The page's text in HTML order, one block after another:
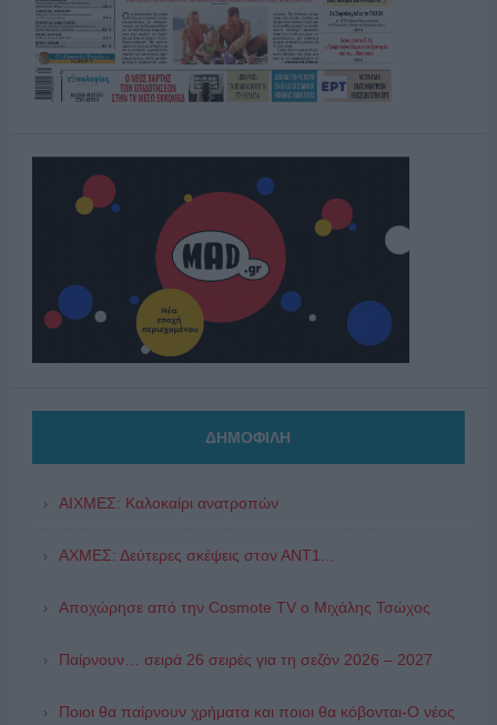
ΔΗΜΟΦΙΛΗ
ΑΙΧΜΕΣ: Καλοκαίρι ανατροπών
ΑΧΜΕΣ: Δεύτερες σκέψεις στον ΑΝΤ1...
Αποχώρησε από την Cosmote TV o Μιχάλης Τσώχος
Παίρνουν… σειρά 26 σειρές για τη σεζόν 2026 – 2027
Ποιοι θα παίρνουν χρήματα και ποιοι θα κόβονται-Ο νέος